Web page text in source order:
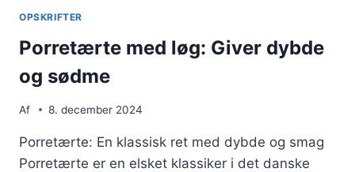
OPSKRIFTER
Porretærte med løg: Giver dybde
og sødme
Af 8. december 2024
Porretærte: En klassisk ret med dybde og smag
Porretærte er en elsket klassiker i det danske